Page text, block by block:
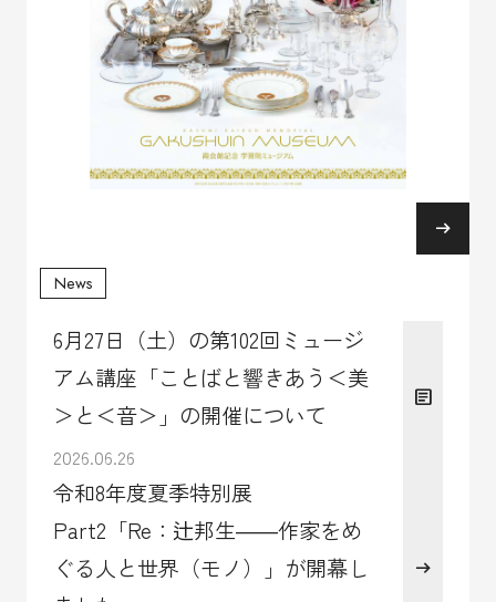
arrow_right_alt
6月27日（土）の第102回ミュージ
アム講座「ことばと響きあう＜美
＞と＜音＞」の開催について
2026.06.26
令和8年度夏季特別展
Part2「Re：辻邦生――作家をめ
ぐる人と世界（モノ）」が開幕し